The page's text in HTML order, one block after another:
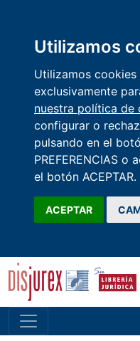
Utilizamos
Utilizamos
exclusivamente
nuestra política de
configurar o
pulsando en el
PREFERENCIAS o
el botón ACEPTAR.
ACEPTAR